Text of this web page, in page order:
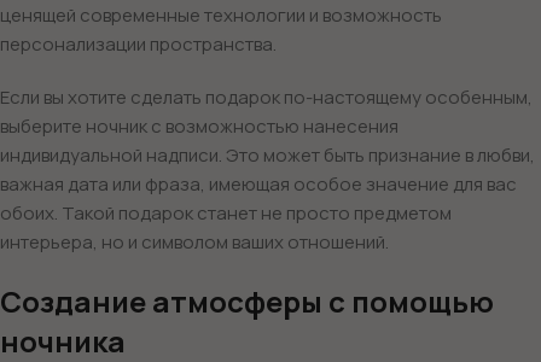
ценящей современные технологии и возможность
персонализации пространства.
Если вы хотите сделать подарок по-настоящему особенным,
выберите ночник с возможностью нанесения
индивидуальной надписи. Это может быть признание в любви,
важная дата или фраза, имеющая особое значение для вас
обоих. Такой подарок станет не просто предметом
интерьера, но и символом ваших отношений.
Создание атмосферы с помощью
ночника